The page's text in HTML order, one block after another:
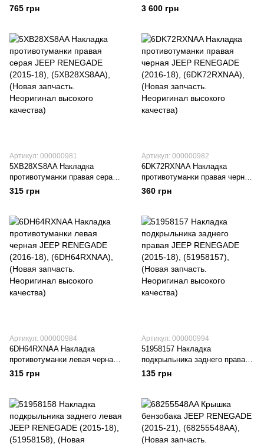
(2015-21), (51953118), (Новая
запчасть. Неоригинал высокого
765 грн
(5XB40LXHAA), (Новая
запчасть. Неоригинал высокого
3 600 грн
Артикул: 000000981
5XB28XS8AA Накладка
противотуманки правая серая
JEEP RENEGADE (2015-18),
(5XB28XS8AA), (Новая
качества)
315 грн
Артикул: 000000982
6DK72RXNAA Накладка
противотуманки правая черная
JEEP RENEGADE (2016-18),
(6DK72RXNAA), (Новая
качества)
360 грн
Артикул: 000000984
6DH64RXNAA Накладка
противотуманки левая черная
JEEP RENEGADE (2016-18),
(6DH64RXNAA), (Новая
качества)
315 грн
Артикул: 000000994
51958157 Накладка
подкрыльника заднего правая
JEEP RENEGADE (2015-18),
(51958157), (Новая запчасть.
135 грн